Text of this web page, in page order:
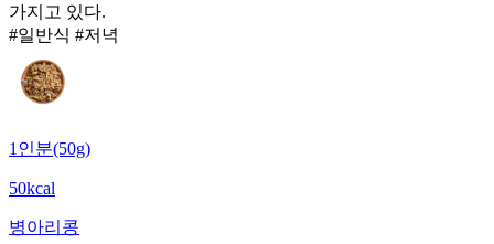
가지고 있다.
#일반식 #저녁
1인분(50g)
50kcal
병아리콩